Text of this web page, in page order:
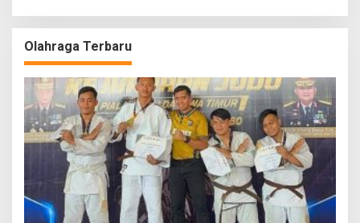
Olahraga Terbaru